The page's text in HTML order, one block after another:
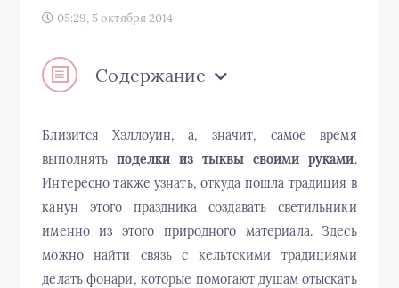
05:29, 5 октября 2014
Содержание
Близится Хэллоуин, а, значит, самое время
выполнять поделки из тыквы своими руками.
Интересно также узнать, откуда пошла традиция в
канун этого праздника создавать светильники
именно из этого природного материала. Здесь
можно найти связь с кельтскими традициями
делать фонари, которые помогают душам отыскать